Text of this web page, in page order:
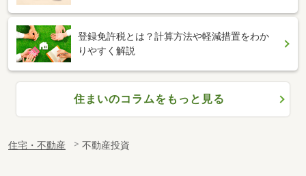
登録免許税とは？計算方法や軽減措置をわか
りやすく解説
住まいのコラムをもっと見る
住宅・不動産 不動産投資